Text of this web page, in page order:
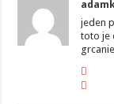
jeden
toto je